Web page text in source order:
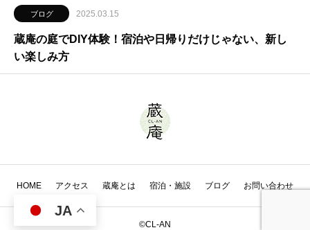
ブログ 2025.03.15
蔵庵の庭でDIY体験！宿泊や日帰りだけじゃない、新し
い楽しみ方
HOME アクセス 蔵庵とは 宿泊・施設 ブログ お問い合わせ
©CL-AN
JA